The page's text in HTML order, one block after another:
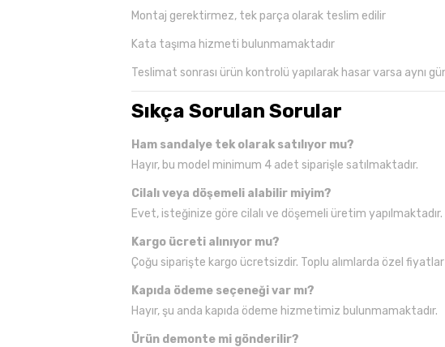
Montaj gerektirmez, tek parça olarak teslim edilir
Kata taşıma hizmeti bulunmamaktadır
Teslimat sonrası ürün kontrolü yapılarak hasar varsa aynı
Sıkça Sorulan Sorular
Ham sandalye tek olarak satılıyor mu?
Hayır, bu model minimum 4 adet siparişle satılmaktadır.
Cilalı veya döşemeli alabilir miyim?
Evet, isteğinize göre cilalı ve döşemeli üretim yapılmaktadır.
Kargo ücreti alınıyor mu?
Çoğu siparişte kargo ücretsizdir. Toplu alımlarda özel fiyatlar
Kapıda ödeme seçeneği var mı?
Hayır, şu anda kapıda ödeme hizmetimiz bulunmamaktadır.
Ürün demonte mi gönderilir?